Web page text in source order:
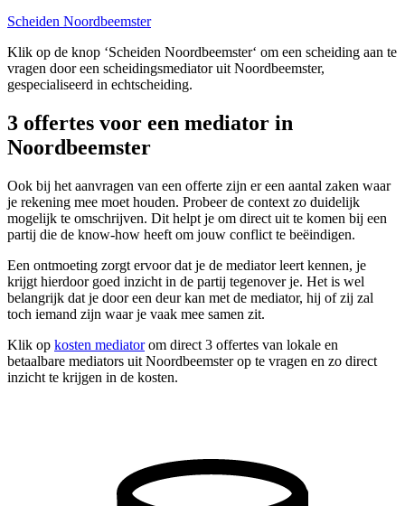
Scheiden Noordbeemster
Klik op de knop ‘Scheiden Noordbeemster‘ om een scheiding aan te
vragen door een scheidingsmediator uit Noordbeemster,
gespecialiseerd in echtscheiding.
3 offertes voor een mediator in
Noordbeemster
Ook bij het aanvragen van een offerte zijn er een aantal zaken waar
je rekening mee moet houden. Probeer de context zo duidelijk
mogelijk te omschrijven. Dit helpt je om direct uit te komen bij een
partij die de know-how heeft om jouw conflict te beëindigen.
Een ontmoeting zorgt ervoor dat je de mediator leert kennen, je
krijgt hierdoor goed inzicht in de partij tegenover je. Het is wel
belangrijk dat je door een deur kan met de mediator, hij of zij zal
toch iemand zijn waar je vaak mee samen zit.
Klik op kosten mediatorom direct 3 offertes van lokale en
betaalbare mediators uit Noordbeemster op te vragen en zo direct
inzicht te krijgen in de kosten.